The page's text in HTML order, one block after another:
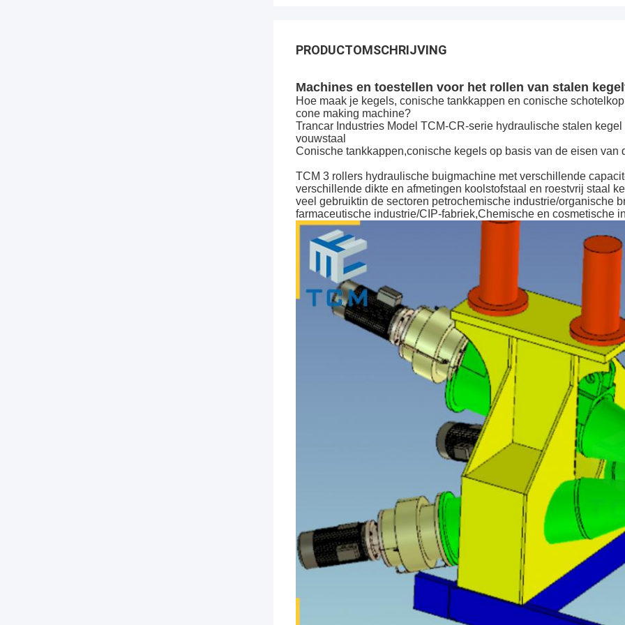
PRODUCTOMSCHRIJVING
Machines en toestellen voor het rollen van stalen
Hoe maak je kegels, conische tankkappen en conische
cone making machine?
Trancar Industries Model TCM-CR-serie hydraulische stalen
vouwstaal
Conische tankkappen,conische kegels op basis van de eisen van
TCM 3 rollers hydraulische buigmachine met verschillende
verschillende dikte en afmetingen koolstofstaal en roestvrij staal
veel gebruiktin de sectoren petrochemische industrie/organische
farmaceutische industrie/CIP-fabriek,Chemische en cosmetische